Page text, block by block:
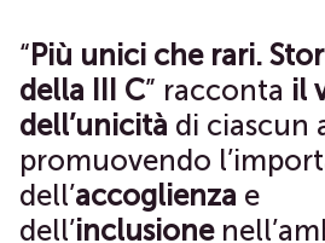
“ Più unici che rari.
della III C” racconta il
dell’unicità di ciascun
promuovendo
dell’accoglienza e
dell’inclusione